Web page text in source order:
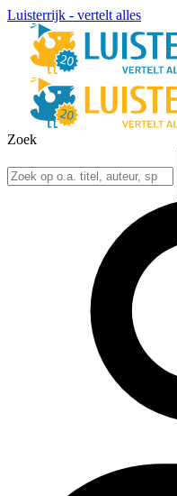
Luisterrijk - vertelt alles
Zoek